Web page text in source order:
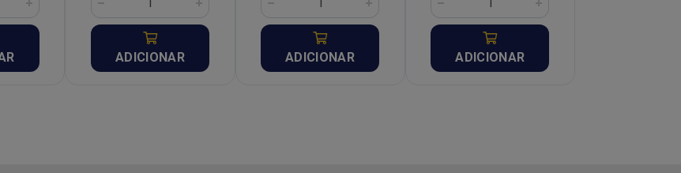
ADICIONAR ADICIONAR ADICIONAR